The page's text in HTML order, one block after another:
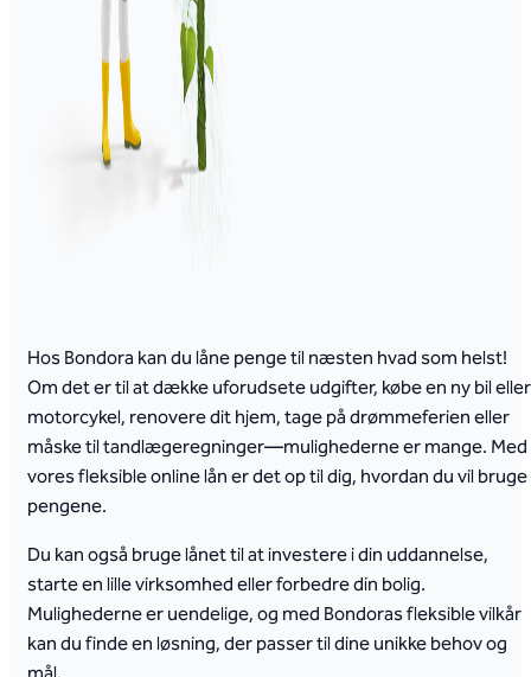
Hos Bondora kan du låne penge til næsten hvad som helst!
Om det er til at dække uforudsete udgifter, købe en ny bil eller
motorcykel, renovere dit hjem, tage på drømmeferien eller
måske til tandlægeregninger—mulighederne er mange. Med
vores fleksible online lån er det op til dig, hvordan du vil bruge
pengene.
Du kan også bruge lånet til at investere i din uddannelse,
starte en lille virksomhed eller forbedre din bolig.
Mulighederne er uendelige, og med Bondoras fleksible vilkår
kan du finde en løsning, der passer til dine unikke behov og